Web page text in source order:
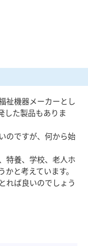
祉機器メーカーとし
した製品もありま
のですが、何から始
特養、学校、老人ホ
と考えています。
れば良いのでしょう